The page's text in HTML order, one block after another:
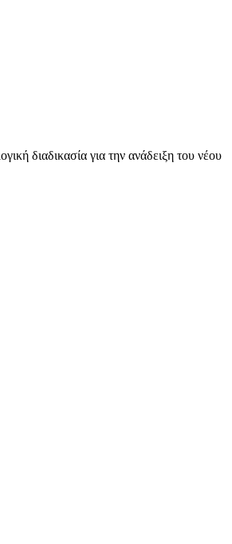
διαδικασία για την ανάδειξη του νέου